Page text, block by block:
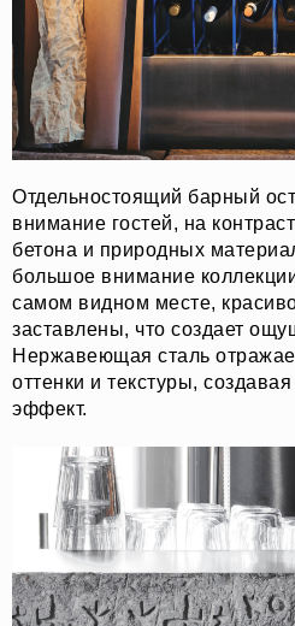
Отдельностоящий барный
внимание гостей, на
бетона и природных
большое внимание
самом видном месте,
заставлены, что создает
Нержавеющая сталь
оттенки и текстуры,
эффект.
О НАС
ОФЛАЙН
ОНЛАЙН
СОБЫТИЯ
МЕДИА-КИТ
INST / MAIL / TG
ПОДДЕРЖАТЬ